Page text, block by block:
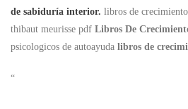
de sabiduría interior. libros de
thibaut meurisse pdf Libros De
psicologicos de autoayuda libros de
“